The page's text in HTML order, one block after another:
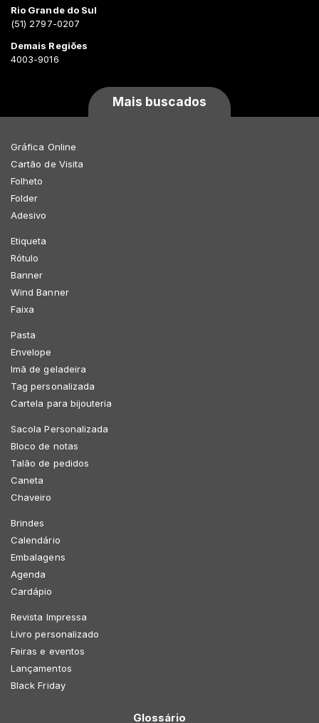
Rio Grande do Sul
(51) 2797-0207
Demais Regiões
4003-9016
Mais buscados
Gráfica Online
Cartão de Visita
Folheto
Folder
Adesivo
Etiqueta
Rótulo
Banner
Wind Banner
Faixa
Pasta
Envelope
Imã de geladeira
Tag personalizada
Cartela para bijouteria
Sacola Personalizada
Bloco de notas
Talão de pedidos
Caneta
Chaveiro
Brindes
Calendário
Embalagens
Agenda
Cardápio
Revista Impressa
Livro personalizado
Feiras e eventos
Lançamentos
Black Friday
Glossário